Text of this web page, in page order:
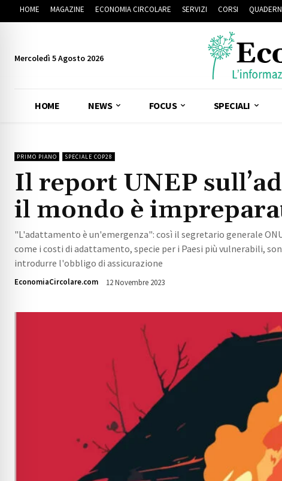
HOME MAGAZINE ECONOMIA CIRCOLARE SERVIZI CORSI
Mercoledì 5 Agosto 2026
HOME NEWS FOCUS SPECIALI
PRIMO PIANO SPECIALE COP28
Il report UNEP
il mondo è
"L'adattamento è un'emergenza": così il segretario generale
come i costi di adattamento, specie per i Paesi più vulnerabili,
introdurre l'obbligo di assicurazione
EconomiaCircolare.com 12 Novembre 2023